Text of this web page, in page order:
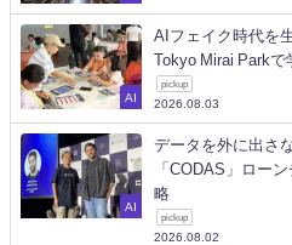
AI
AIフェイク時代を
Tokyo Mirai Parkで
pickup
2026.08.03
AI
データを外に出さ
「CODAS」ロー
略
pickup
2026.08.02